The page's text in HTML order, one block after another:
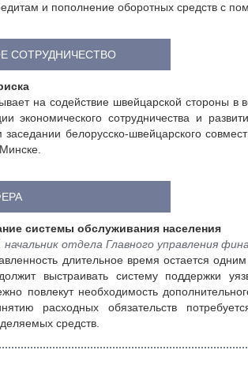
и пополнение оборотных средств с
СОТРУДНИЧЕСТВО
на содействие швейцарской стороны
экономического сотрудничества и
белорусско-швейцарского
системы обслуживания населения
отдела Главного управления
длительное время остается
выстраивать систему поддержки
повлекут необходимость
расходных обязательств
средств.